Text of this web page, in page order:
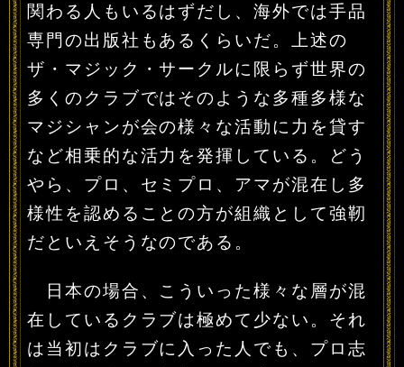
関わる人もいるはずだし、海外では手品
専門の出版社もあるくらいだ。上述の
ザ・マジック・サークルに限らず世界の
多くのクラブではそのような多種多様な
マジシャンが会の様々な活動に力を貸す
など相乗的な活力を発揮している。どう
やら、プロ、セミプロ、アマが混在し多
様性を認めることの方が組織として強靭
だといえそうなのである。
日本の場合、こういった様々な層が混
在しているクラブは極めて少ない。それ
は当初はクラブに入った人でも、プロ志